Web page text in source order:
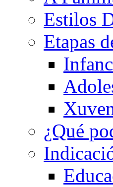
Estilos
Etapas
¿Qué